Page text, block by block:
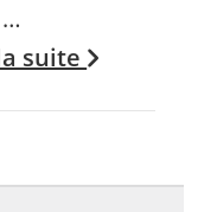
suite